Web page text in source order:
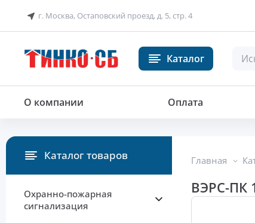
г. Москва, Остаповский проезд, д. 5, стр. 4
Каталог
О компании Оплата
Главная
ВЭРС-ПК
Каталог товаров
Охранно-пожарная
сигнализация